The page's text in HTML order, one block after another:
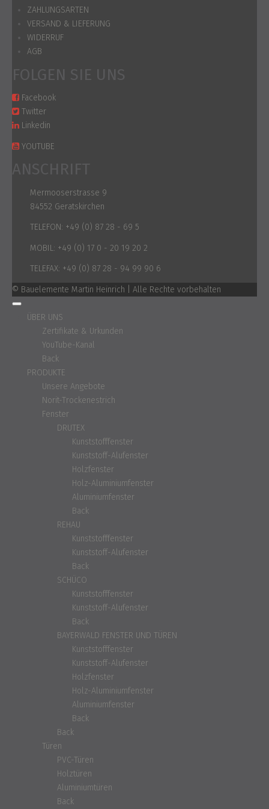
ZAHLUNGSARTEN
VERSAND & LIEFERUNG
WIDERRUF
AGB
FOLGEN SIE UNS
Facebook
Twitter
Linkedin
YOUTUBE
ANSCHRIFT
Mermooserstrasse 9
84552 Geratskirchen
TELEFON: +49 (0) 87 28 - 69 5
MOBIL: +49 (0) 17 0 - 20 19 20 2
TELEFAX: +49 (0) 87 28 - 94 99 90 6
© Bauelemente Martin Heinrich | Alle Rechte vorbehalten
ÜBER UNS
Zertifikate & Urkunden
YouTube-Kanal
Back
PRODUKTE
Unsere Angebote
Norit-Trockenestrich
Fenster
DRUTEX
Kunststofffenster
Kunststoff-Alufenster
Holzfenster
Holz-Aluminiumfenster
Aluminiumfenster
Back
REHAU
Kunststofffenster
Kunststoff-Alufenster
Back
SCHÜCO
Kunststofffenster
Kunststoff-Alufenster
Back
BAYERWALD FENSTER UND TÜREN
Kunststofffenster
Kunststoff-Alufenster
Holzfenster
Holz-Aluminiumfenster
Aluminiumfenster
Back
Back
Türen
PVC-Türen
Holztüren
Aluminiumtüren
Back